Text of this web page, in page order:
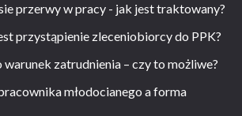
przerwy w pracy - jak jest traktowany?
przystąpienie zleceniobiorcy do PPK?
warunek zatrudnienia – czy to możliwe?
młodocianego a forma